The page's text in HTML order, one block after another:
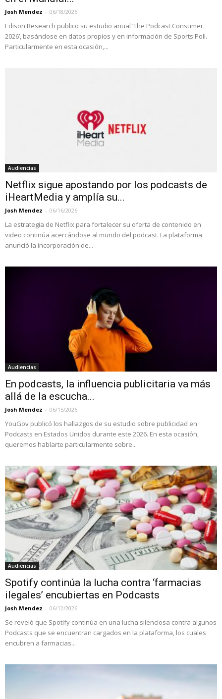
Josh Mendez - 06/18/2026
Edison Research publico su estudio anual ‘The Podcast Consumer
2026’, basándose en datos propios y en información de Sports Poll.
Particularmente en esta ocasión,...
Audiencias
Netflix sigue apostando por los podcasts de
iHeartMedia y amplía su...
Josh Mendez - 06/16/2026
La estrategia de Netflix para fortalecer su oferta de contenido en
video continúa acercándose al mundo del podcast. La plataforma
anunció la incorporación de...
Audiencias
En podcasts, la influencia publicitaria va más
allá de la escucha...
Josh Mendez - 06/15/2026
YouGov publicó los hallazgos de su estudio sobre publicidad en
Podcasts en Estados Unidos durante este 2026. En esta ocasión,
queremos hablarte particularmente sobre...
Audiencias
Spotify continúa la lucha contra ‘farmacias
ilegales’ encubiertas en Podcasts
Josh Mendez - 06/12/2026
Se reveló que Spotify continúa en una lucha silenciosa contra algunos
Podcasts que se encuentran cargados en la plataforma, los cuales
encubren a farmacias...